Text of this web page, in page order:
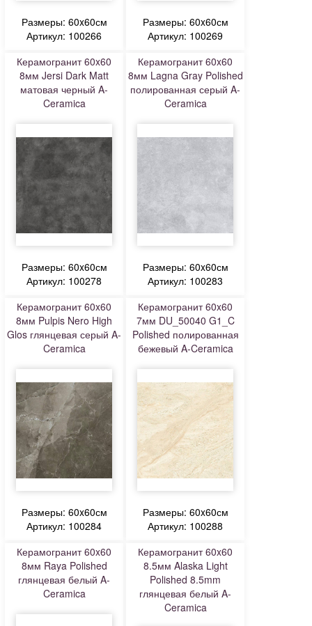
Размеры: 60x60см
Артикул: 100266
Размеры: 60x60см
Артикул: 100269
Керамогранит 60x60
8мм Jersi Dark Matt
матовая черный A-
Ceramica
Размеры: 60x60см
Артикул: 100278
Керамогранит 60x60
8мм Lagna Gray Polished
полированная серый A-
Ceramica
Размеры: 60x60см
Артикул: 100283
Керамогранит 60x60
8мм Pulpis Nero High
Glos глянцевая серый A-
Ceramica
Размеры: 60x60см
Артикул: 100284
Керамогранит 60x60
7мм DU_50040 G1_C
Polished полированная
бежевый A-Ceramica
Размеры: 60x60см
Артикул: 100288
Керамогранит 60x60
8мм Raya Polished
глянцевая белый A-
Ceramica
Керамогранит 60x60
8.5мм Alaska Light
Polished 8.5mm
глянцевая белый A-
Ceramica